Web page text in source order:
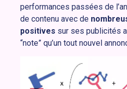
performances passées de
de contenu avec de
positives sur ses publicités
“note” qu’un tout nouvel